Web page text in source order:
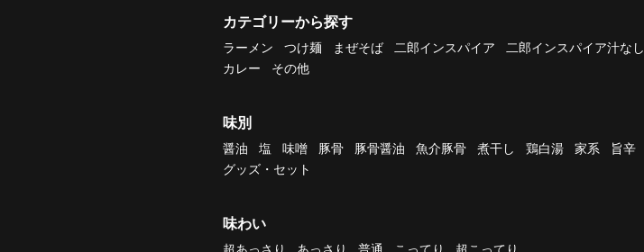
カテゴリーから探す
ラーメン つけ麺 まぜそば 二郎インスパイア 二郎インスパイア汁なし
カレー
その他
味別
醤油 塩 味噌 豚骨 豚骨醤油 魚介豚骨 煮干し 鶏白湯 家系 旨辛
グッズ・セット
味わい